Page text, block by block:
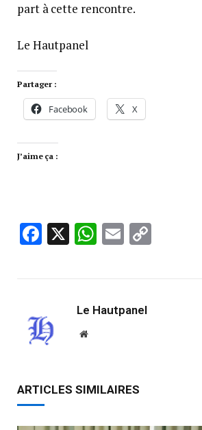
part à cette rencontre.
Le Hautpanel
Partager :
Facebook X
J’aime ça :
Facebook
X WhatsApp
Email
Le Hautpanel
Website
ARTICLES SIMILAIRES